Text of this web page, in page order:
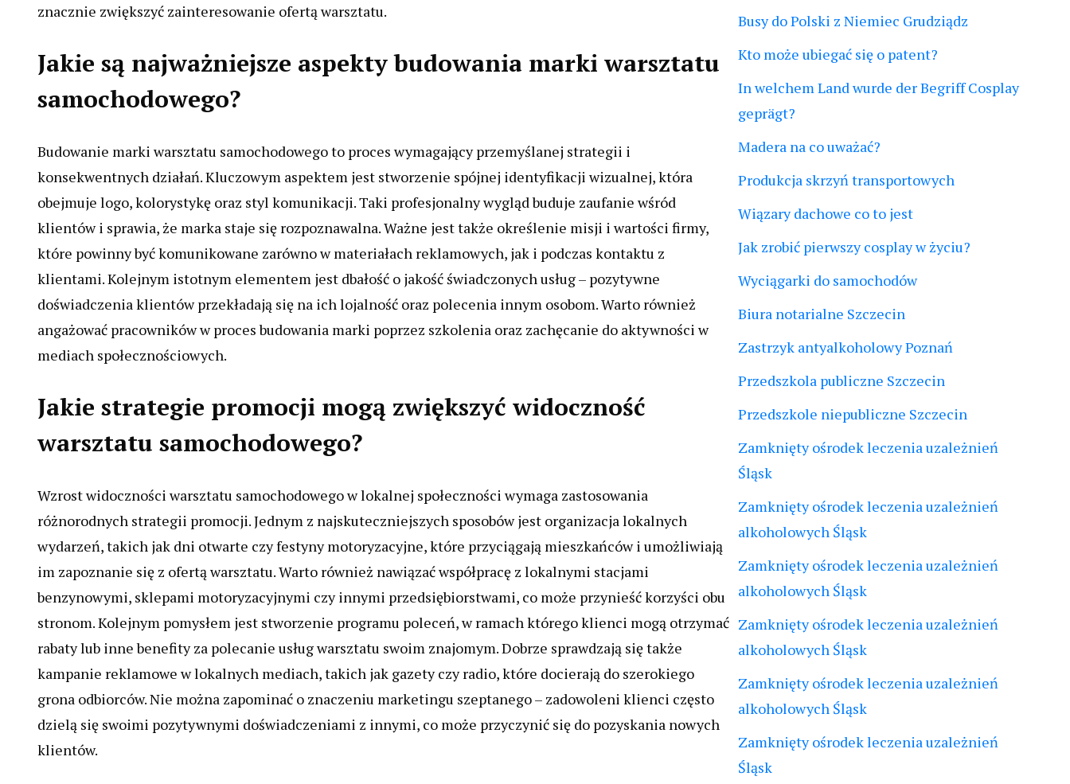
znacznie zwiększyć zainteresowanie ofertą warsztatu.
Jakie są najważniejsze aspekty budowania marki warsztatu
samochodowego?
Budowanie marki warsztatu samochodowego to proces wymagający przemyślanej strategii i
konsekwentnych działań. Kluczowym aspektem jest stworzenie spójnej identyfikacji wizualnej, która
obejmuje logo, kolorystykę oraz styl komunikacji. Taki profesjonalny wygląd buduje zaufanie wśród
klientów i sprawia, że marka staje się rozpoznawalna. Ważne jest także określenie misji i wartości firmy,
które powinny być komunikowane zarówno w materiałach reklamowych, jak i podczas kontaktu z
klientami. Kolejnym istotnym elementem jest dbałość o jakość świadczonych usług – pozytywne
doświadczenia klientów przekładają się na ich lojalność oraz polecenia innym osobom. Warto również
angażować pracowników w proces budowania marki poprzez szkolenia oraz zachęcanie do aktywności w
mediach społecznościowych.
Jakie strategie promocji mogą zwiększyć widoczność
warsztatu samochodowego?
Wzrost widoczności warsztatu samochodowego w lokalnej społeczności wymaga zastosowania
różnorodnych strategii promocji. Jednym z najskuteczniejszych sposobów jest organizacja lokalnych
wydarzeń, takich jak dni otwarte czy festyny motoryzacyjne, które przyciągają mieszkańców i umożliwiają
im zapoznanie się z ofertą warsztatu. Warto również nawiązać współpracę z lokalnymi stacjami
benzynowymi, sklepami motoryzacyjnymi czy innymi przedsiębiorstwami, co może przynieść korzyści obu
stronom. Kolejnym pomysłem jest stworzenie programu poleceń, w ramach którego klienci mogą otrzymać
rabaty lub inne benefity za polecanie usług warsztatu swoim znajomym. Dobrze sprawdzają się także
kampanie reklamowe w lokalnych mediach, takich jak gazety czy radio, które docierają do szerokiego
grona odbiorców. Nie można zapominać o znaczeniu marketingu szeptanego – zadowoleni klienci często
dzielą się swoimi pozytywnymi doświadczeniami z innymi, co może przyczynić się do pozyskania nowych
klientów.
Busy do Polski z Niemiec Grudziądz
Kto może ubiegać się o patent?
In welchem Land wurde der Begriff Cosplay
geprägt?
Madera na co uważać?
Produkcja skrzyń transportowych
Wiązary dachowe co to jest
Jak zrobić pierwszy cosplay w życiu?
Wyciągarki do samochodów
Biura notarialne Szczecin
Zastrzyk antyalkoholowy Poznań
Przedszkola publiczne Szczecin
Przedszkole niepubliczne Szczecin
Zamknięty ośrodek leczenia uzależnień
Śląsk
Zamknięty ośrodek leczenia uzależnień
alkoholowych Śląsk
Zamknięty ośrodek leczenia uzależnień
alkoholowych Śląsk
Zamknięty ośrodek leczenia uzależnień
alkoholowych Śląsk
Zamknięty ośrodek leczenia uzależnień
alkoholowych Śląsk
Zamknięty ośrodek leczenia uzależnień
Śląsk